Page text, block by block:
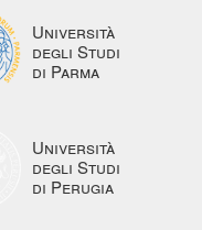
Università
degli Studi
di Parma
Università
degli Studi
di Perugia